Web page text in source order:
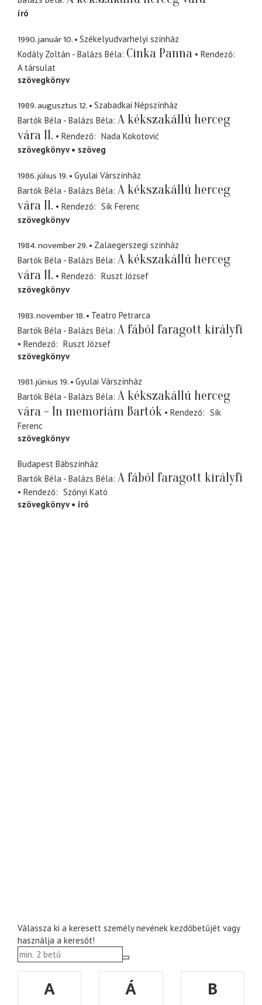
író
1990. január 10.
Székelyudvarhelyi színház
Kodály Zoltán - Balázs Béla Cinka Panna
Rendező
A társulat
szövegkönyv
1989. augusztus 12.
Szabadkai Népszínház
Bartók Béla - Balázs Béla A kékszakállú herceg
vára II.
Rendező
Nada Kokotović
szövegkönyv
szöveg
1986. július 19.
Gyulai Várszínház
Bartók Béla - Balázs Béla A kékszakállú herceg
vára II.
Rendező
Sík Ferenc
szövegkönyv
1984. november 29.
Zalaegerszegi színház
Bartók Béla - Balázs Béla A kékszakállú herceg
vára II.
Rendező
Ruszt József
szövegkönyv
1983. november 18.
Teatro Petrarca
Bartók Béla - Balázs Béla A fából faragott királyfi
Rendező
Ruszt József
szövegkönyv
1981. június 19.
Gyulai Várszínház
Bartók Béla - Balázs Béla A kékszakállú herceg
vára - In memoriám Bartók
Rendező
Sík
Ferenc
szövegkönyv
Budapest Bábszínház
Bartók Béla - Balázs Béla A fából faragott királyfi
Rendező
Szőnyi Kató
szövegkönyv
író
Válassza ki a keresett személy nevének kezdőbetűjét vagy
használja a keresőt!
A Á
B